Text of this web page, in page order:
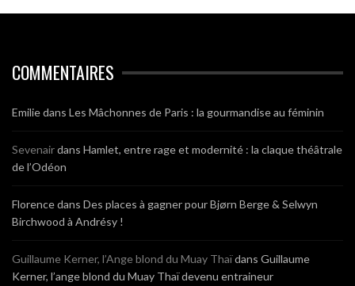
COMMENTAIRES
Emiliedans Les Mâchonnes de Paris : la gourmandise au féminin
Sevenairdans Hamlet, entre rage et modernité : la claque théâtrale
de l’Odéon
Florencedans Des places à gagner pour Bjørn Berge & Selwyn
Birchwood à Andrésy !
Guillaume Kerner, l’Ange blond du Muay Thaïdans Guillaume
Kerner, l’ange blond du Muay Thaï devenu entraineur